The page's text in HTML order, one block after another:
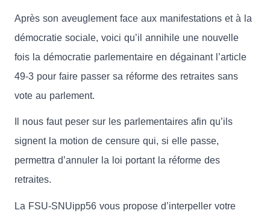
Après son aveuglement face aux manifestations et à la
démocratie sociale, voici qu’il annihile une nouvelle
fois la démocratie parlementaire en dégainant l’article
49-3 pour faire passer sa réforme des retraites sans
vote au parlement.
Il nous faut peser sur les parlementaires afin qu’ils
signent la motion de censure qui, si elle passe,
permettra d’annuler la loi portant la réforme des
retraites.
La FSU-SNUipp56 vous propose d’interpeller votre